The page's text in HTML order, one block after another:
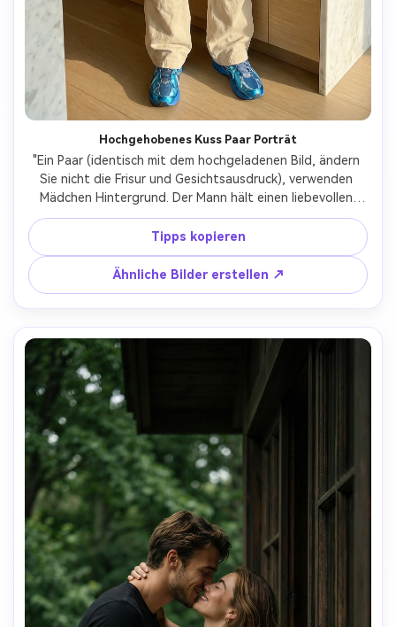
Hochgehobenes Kuss Paar Porträt
"Ein Paar (identisch mit dem hochgeladenen Bild, ändern
Sie nicht die Frisur und Gesichtsausdruck), verwenden
Mädchen Hintergrund. Der Mann hält einen liebevollen
Blick und die Frau trägt einen Sari in der gleichen Farbe,
natürlich betont die fettige Haut der Frau. Der Mann
trägt ein schwarzes t-Shirt mit lockerer Ladung und
blauen Reflexionen. Sie schauen in die Kamera und stehen
dort mit einem Mädchen in ihren Armen und küssen mit
ihren Lippen.
Tipps kopieren
Ähnliche Bilder erstellen ↗